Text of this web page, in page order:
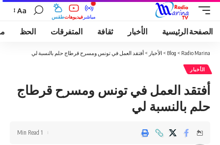
طقسفيديوهات مباشر
Aa
الصفحة الرئيسية الأخبار ثقافة المتفرقات الحظ
Radio Marina
>
Blog
> الأخبار > أفتقد العمل في تونس ومسرح قرطاج حلم بالنسبة لي
الأخبار
أفتقد العمل في تونس ومسرح قرطاج
حلم بالنسبة لي
1 Min Read